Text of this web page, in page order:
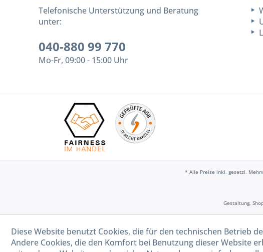
Telefonische Unterstützung und Beratung
unter:
040-880 99 770
Mo-Fr, 09:00 - 15:00 Uhr
* Alle Preise inkl. gesetzl.
Gestaltung,
Diese Website benutzt Cookies, die für den technischen Betrieb
Andere Cookies, die den Komfort bei Benutzung dieser Website